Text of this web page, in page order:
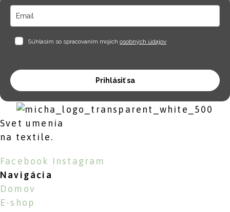
Súhlasím so spracovaním mojich osobných údajov
Prihlásiť sa
Svet umenia
na textile.
Facebook Instagram
Navigácia
Domov
E-shop